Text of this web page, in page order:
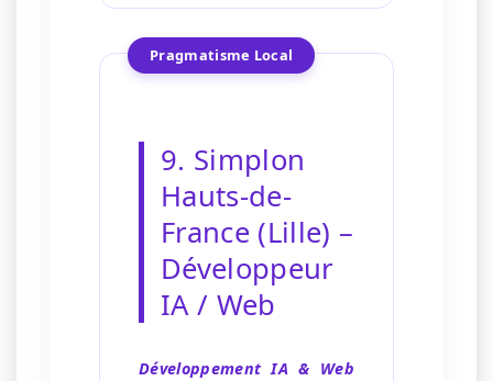
Pragmatisme Local
9. Simplon
Hauts-de-
France (Lille) –
Développeur
IA / Web
Développement IA & Web